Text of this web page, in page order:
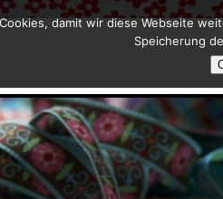
damit wir diese Webseite
Speicherung